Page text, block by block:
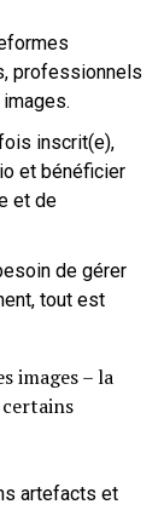
professionnels
inscrit(e),
et bénéficier
et de
de gérer
tout est
images – la
artefacts et